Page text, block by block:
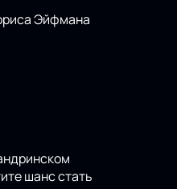
Эйфмана
шанс стать